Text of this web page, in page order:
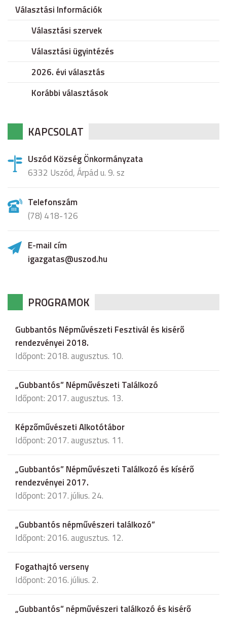
Választási Információk
Választási szervek
Választási ügyintézés
2026. évi választás
Korábbi választások
KAPCSOLAT
Uszód Község Önkormányzata
6332 Uszód, Árpád u. 9. sz
Telefonszám
(78) 418-126
E-mail cím
igazgatas@uszod.hu
PROGRAMOK
Gubbantós Népművészeti Fesztivál és kisérő
rendezvényei 2018.
Időpont: 2018. augusztus. 10.
„Gubbantós” Népművészeti Találkozó
Időpont: 2017. augusztus. 13.
Képzőművészeti Alkotótábor
Időpont: 2017. augusztus. 11.
„Gubbantós” Népművészeti Találkozó és kísérő
rendezvényei 2017.
Időpont: 2017. július. 24.
„Gubbantós népművészeri találkozó”
Időpont: 2016. augusztus. 12.
Fogathajtó verseny
Időpont: 2016. július. 2.
„Gubbantós” népművészeri találkozó és kisérő